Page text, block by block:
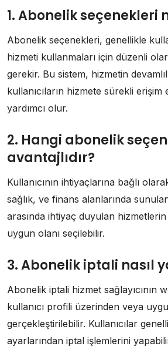
1. Abonelik seçenekleri
Abonelik seçenekleri, genellikle
hizmeti kullanmaları için düzenli
gerekir. Bu sistem, hizmetin
kullanıcıların hizmete sürekli erişim
yardımcı olur.
2. Hangi abonelik
avantajlıdır?
Kullanıcının ihtiyaçlarına bağlı
sağlık, ve finans alanlarında
arasında ihtiyaç duyulan
uygun olanı seçilebilir.
3. Abonelik iptali nasıl
Abonelik iptali hizmet sağlayıcının
kullanıcı profili üzerinden veya
gerçekleştirilebilir. Kullanıcılar
ayarlarından iptal işlemlerini